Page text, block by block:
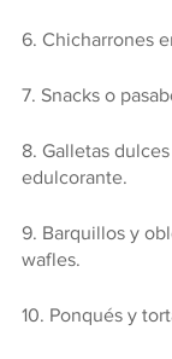
6. Chicharrones
7. Snacks o
8. Galletas
edulcorante.
9. Barquillos y
wafles.
10. Ponqués y